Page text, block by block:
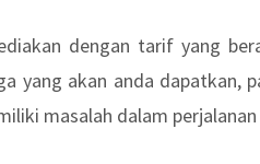
dengan tarif yang
yang akan anda dapatkan,
masalah dalam perjalanan